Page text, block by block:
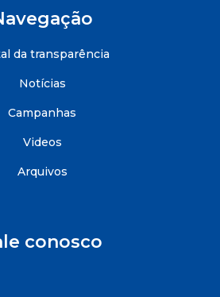
da transparência
Notícias
Campanhas
Videos
Arquivos
conosco